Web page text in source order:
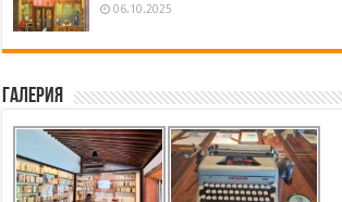
06.10.2025
Галерия